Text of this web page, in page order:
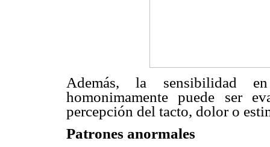
Además, la sensibilidad
homonimamente puede ser
percepción del tacto, dolor o
Patrones anormales